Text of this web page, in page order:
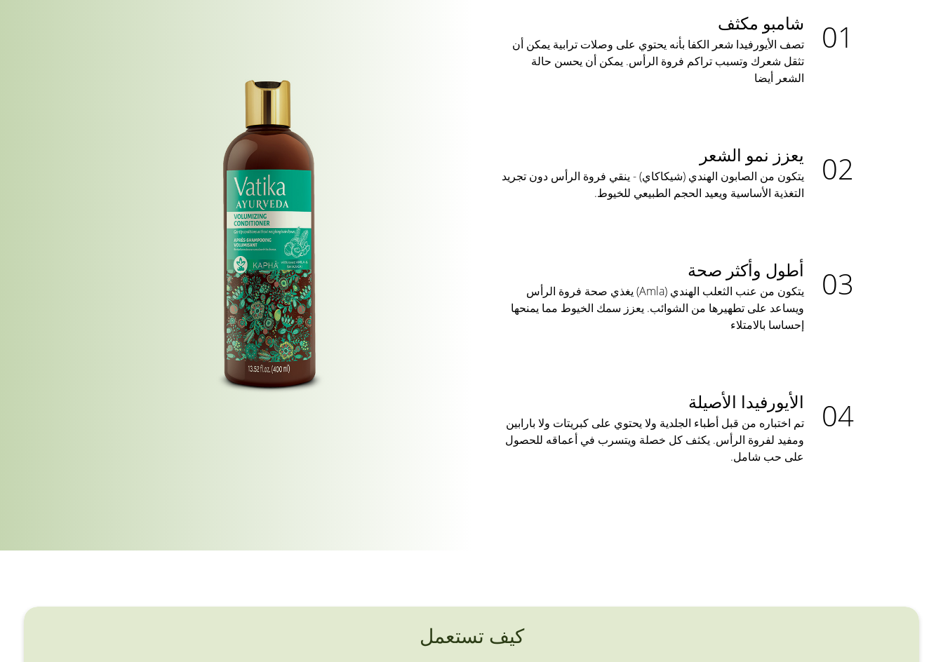
شامبو مكثف
تصف الأيورفيدا شعر الكفا بأنه يحتوي على وصلات ترابية يمكن أن
تثقل شعرك وتسبب تراكم فروة الرأس. يمكن أن يحسن حالة
الشعر أيضا
يعزز نمو الشعر
يتكون من الصابون الهندي (شيكاكاي) - ينقي فروة الرأس دون تجريد
التغذية الأساسية ويعيد الحجم الطبيعي للخيوط.
أطول وأكثر صحة
يتكون من عنب الثعلب الهندي (Amla) يغذي صحة فروة الرأس
ويساعد على تطهيرها من الشوائب. يعزز سمك الخيوط مما يمنحها
إحساسا بالامتلاء
الأيورفيدا الأصيلة
تم اختباره من قبل أطباء الجلدية ولا يحتوي على كبريتات ولا بارابين
ومفيد لفروة الرأس. يكثف كل خصلة ويتسرب في أعماقه للحصول
على حب شامل.
كيف تستعمل